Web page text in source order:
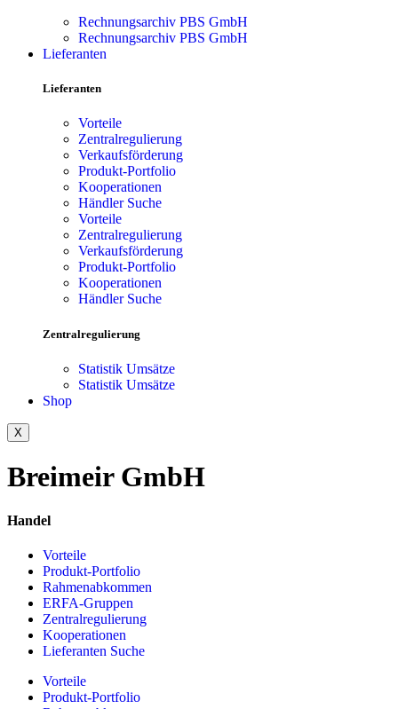
Rechnungsarchiv PBS GmbH
Rechnungsarchiv PBS GmbH
Lieferanten
Lieferanten
Vorteile
Zentralregulierung
Verkaufsförderung
Produkt-Portfolio
Kooperationen
Händler Suche
Vorteile
Zentralregulierung
Verkaufsförderung
Produkt-Portfolio
Kooperationen
Händler Suche
Zentralregulierung
Statistik Umsätze
Statistik Umsätze
Shop
X
Breimeir GmbH
Handel
Vorteile
Produkt-Portfolio
Rahmenabkommen
ERFA-Gruppen
Zentralregulierung
Kooperationen
Lieferanten Suche
Vorteile
Produkt-Portfolio